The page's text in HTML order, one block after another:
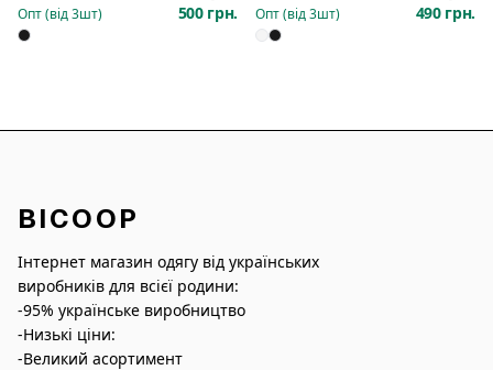
Опт (від3шт) 500 грн. Опт (від3шт) 490 грн.
BICOOP
Інтернет магазин одягу від українських
виробників для всієї родини:
-95% українське виробництво
-Низькі ціни:
-Великий асортимент